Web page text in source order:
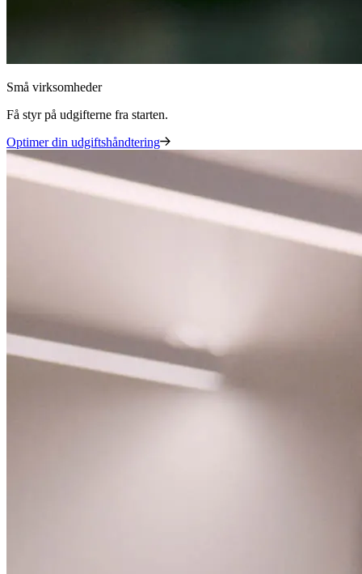
Små virksomheder
Få styr på udgifterne fra starten.
Optimer din udgiftshåndtering